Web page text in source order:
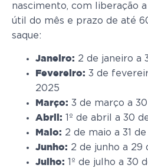
nascimento, com liberação
útil do mês e prazo de até
saque:
Janeiro: 2 de janeiro a
Fevereiro: 3 de
2025
Março: 3 de março a
Abril: 1º de abril a 30
Maio: 2 de maio a 31
Junho: 2 de junho a 29
Julho: 1º de julho a 30